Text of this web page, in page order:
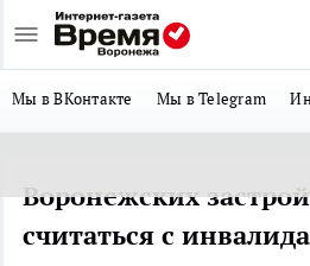
Мы в ВКонтакте Мы в Telegram
Воронежских
считаться с